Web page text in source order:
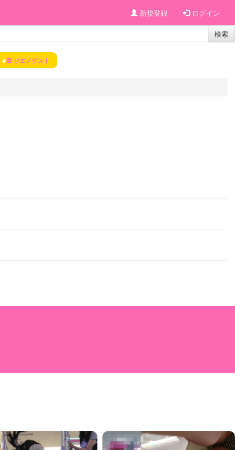
新規登録 ログイン
検索
#薬 ジエノゲスト